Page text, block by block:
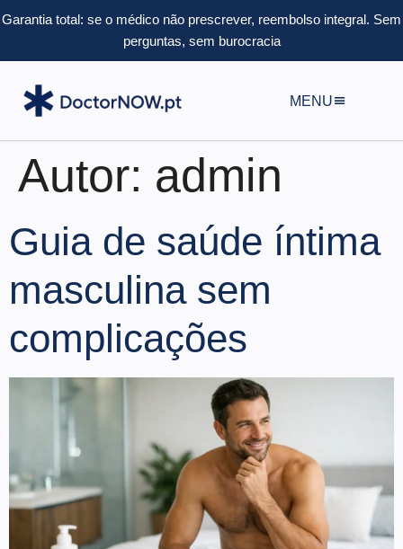
Garantia total: se o médico não prescrever, reembolso integral. Sem
perguntas, sem burocracia
MENU
Autor: admin
Guia de saúde íntima
masculina sem
complicações